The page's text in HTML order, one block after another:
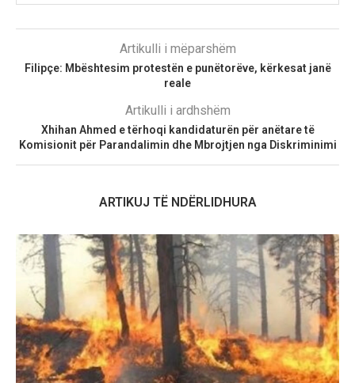
Artikulli i mëparshëm
Filipçe: Mbështesim protestën e punëtorëve, kërkesat janë
reale
Artikulli i ardhshëm
Xhihan Ahmed e tërhoqi kandidaturën për anëtare të
Komisionit për Parandalimin dhe Mbrojtjen nga Diskriminimi
ARTIKUJ TË NDËRLIDHURA